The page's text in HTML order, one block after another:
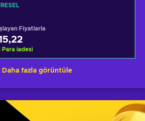
Fiyatlarla
Para iadesi
Daha fazla görüntüle